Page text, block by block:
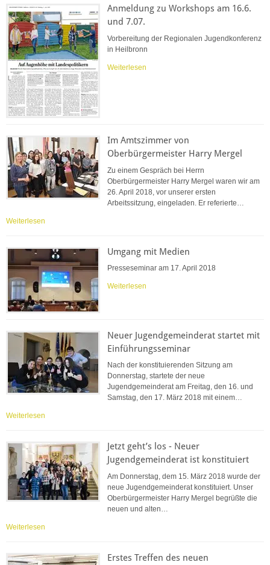
Anmeldung zu Workshops am 16.6.
und 7.07.
Vorbereitung der Regionalen Jugendkonferenz
in Heilbronn
Weiterlesen
Im Amtszimmer von
Oberbürgermeister Harry Mergel
Zu einem Gespräch bei Herrn
Oberbürgermeister Harry Mergel waren wir am
26. April 2018, vor unserer ersten
Arbeitssitzung, eingeladen. Er referierte…
Weiterlesen
Umgang mit Medien
Presseseminar am 17. April 2018
Weiterlesen
Neuer Jugendgemeinderat startet mit
Einführungsseminar
Nach der konstituierenden Sitzung am
Donnerstag, startete der neue
Jugendgemeinderat am Freitag, den 16. und
Samstag, den 17. März 2018 mit einem…
Weiterlesen
Jetzt geht’s los - Neuer
Jugendgemeinderat ist konstituiert
Am Donnerstag, dem 15. März 2018 wurde der
neue Jugendgemeinderat konstituiert. Unser
Oberbürgermeister Harry Mergel begrüßte die
neuen und alten…
Weiterlesen
Erstes Treffen des neuen